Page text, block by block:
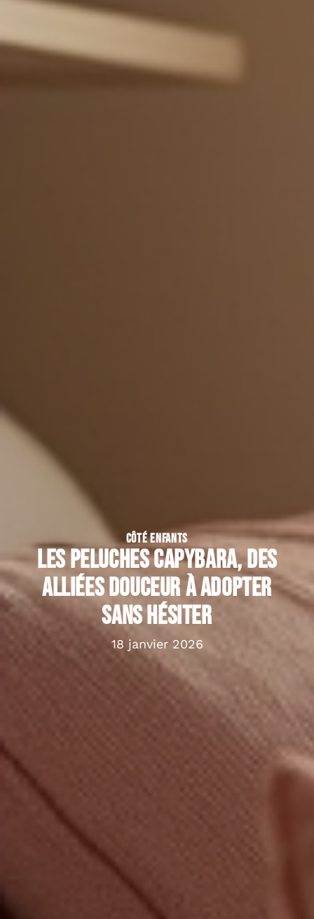
CÔTÉ ENFANTS
Les peluches capybara, des
alliées douceur à adopter
sans hésiter
18 janvier 2026